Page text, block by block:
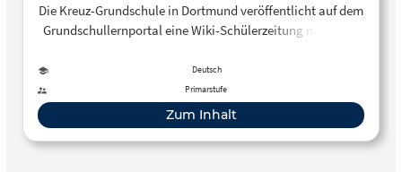
Die Kreuz-Grundschule in Dortmund veröffentlicht auf dem
Grundschullernportal eine Wiki-Schülerzeitung mit tollen
Kinder den Fortgang einer Geschichte mitbestimmen. Auch
das Schreiben eigener Hypertexte ist auf dem
Grundschullernportal möglich.
Deutsch
Primarstufe
Zum Inhalt